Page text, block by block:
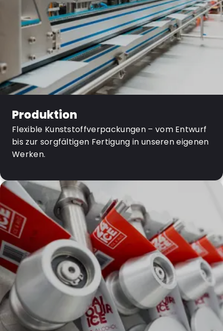
Produktion
Flexible Kunststoffverpackungen – vom Entwurf
bis zur sorgfältigen Fertigung in unseren eigenen
Werken.